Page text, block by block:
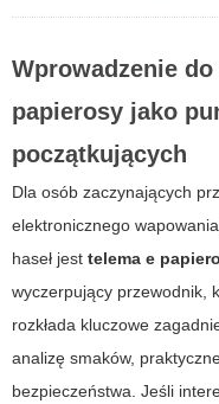
Wprowadzenie
papierosy jako
początkujących
Dla osób zaczynających
elektronicznego
haseł jest telema e
wyczerpujący przewodnik,
rozkłada kluczowe
analizę smaków,
bezpieczeństwa. Jeśli